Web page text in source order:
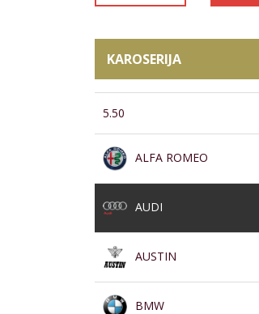
KAROSERIJA
5.50
ALFA ROMEO
AUDI
AUSTIN
BMW